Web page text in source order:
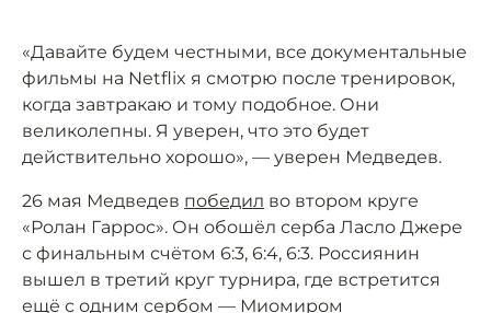
«Давайте будем честными, все документальные
фильмы на Netflix я смотрю после тренировок,
когда завтракаю и тому подобное. Они
великолепны. Я уверен, что это будет
действительно хорошо», — уверен Медведев.
26 мая Медведев победил во втором круге
«Ролан Гаррос». Он обошёл серба Ласло Джере
с финальным счётом 6:3, 6:4, 6:3. Россиянин
вышел в третий круг турнира, где встретится
ещё с одним сербом — Миомиром